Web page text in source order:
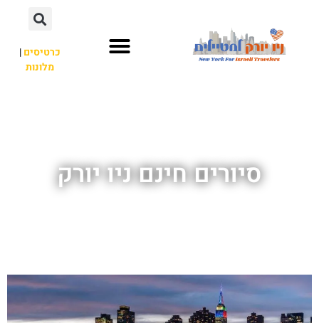
כרטיסים|
מלונות
סיורים חינם ניו יורק